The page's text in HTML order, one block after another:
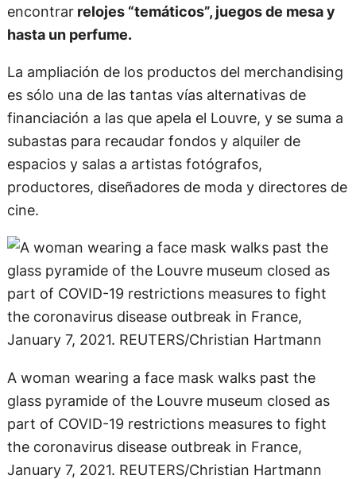
encontrarrelojes “temáticos”, juegos de mesa y
hasta un perfume.
La ampliación de los productos del merchandising
es sólo una de las tantas vías alternativas de
financiación a las que apela el Louvre, y se suma a
subastas para recaudar fondos y alquiler de
espacios y salas a artistas fotógrafos,
productores, diseñadores de moda y directores de
cine.
A woman wearing a face mask walks past the
glass pyramide of the Louvre museum closed as
part of COVID-19 restrictions measures to fight
the coronavirus disease outbreak in France,
January 7, 2021. REUTERS/Christian Hartmann